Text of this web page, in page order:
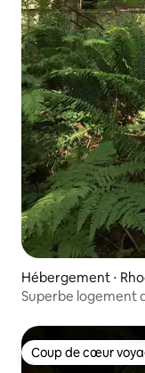
Hébergement ⋅
Superbe logement
Coup de cœur
Coup de cœur